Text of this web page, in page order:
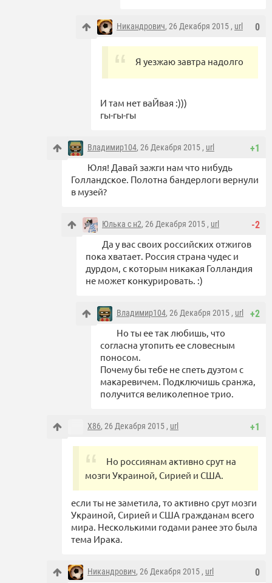
0
Никандрович, 26 Декабря 2015 , url
Я уезжаю завтра надолго
И там нет ваЙвая :)))
гы-гы-гы
+1
Владимир104, 26 Декабря 2015 , url
Юля! Давай зажги нам что нибудь
Голландское. Полотна бандерлоги вернули
в музей?
-2
Юлька с н2, 26 Декабря 2015 , url
Да у вас своих российских отжигов
пока хватает. Россия страна чудес и
дурдом, с которым никакая Голландия
не может конкурировать. :)
+2
Владимир104, 26 Декабря 2015 , url
Но ты ее так любишь, что
согласна утопить ее словесным
поносом.
Почему бы тебе не спеть дуэтом с
макаревичем. Подключишь сранжа,
получится великолепное трио.
+1
X86, 26 Декабря 2015 , url
Но россиянам активно срут на
мозги Украиной, Сирией и США.
если ты не заметила, то активно срут мозги
Украиной, Сирией и США гражданам всего
мира. Несколькими годами ранее это была
тема Ирака.
0
Никандрович, 26 Декабря 2015 , url